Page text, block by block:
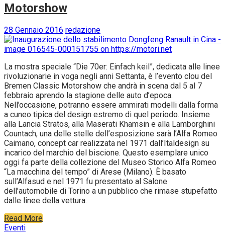
Motorshow
28 Gennaio 2016 redazione
La mostra speciale “Die 70er: Einfach keil”, dedicata alle linee
rivoluzionarie in voga negli anni Settanta, è l’evento clou del
Bremen Classic Motorshow che andrà in scena dal 5 al 7
febbraio aprendo la stagione delle auto d’epoca.
Nell’occasione, potranno essere ammirati modelli dalla forma
a cuneo tipica del design estremo di quel periodo. Insieme
alla Lancia Stratos, alla Maserati Khamsin e alla Lamborghini
Countach, una delle stelle dell’esposizione sarà l’Alfa Romeo
Caimano, concept car realizzata nel 1971 dall’Italdesign su
incarico del marchio del biscione. Questo esemplare unico
oggi fa parte della collezione del Museo Storico Alfa Romeo
“La macchina del tempo” di Arese (Milano). È basato
sull’Alfasud e nel 1971 fu presentato al Salone
dell’automobile di Torino a un pubblico che rimase stupefatto
dalle linee della vettura.
Read More
Eventi